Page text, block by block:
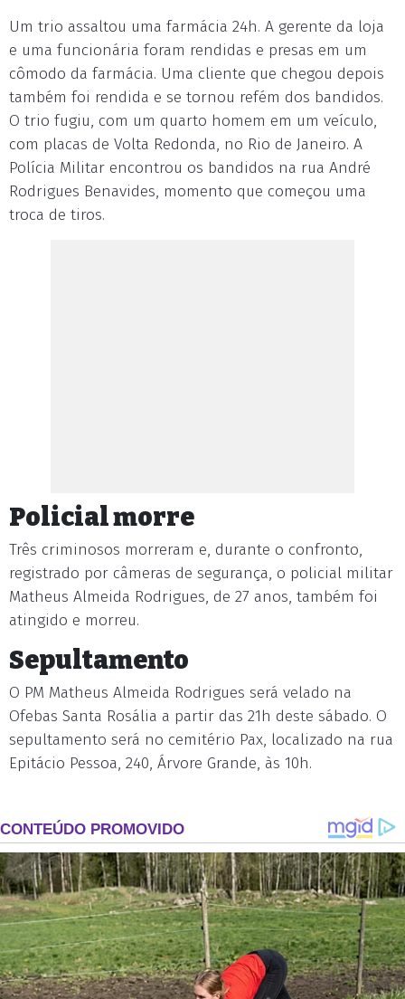
Um trio assaltou uma farmácia 24h. A gerente da loja
e uma funcionária foram rendidas e presas em um
cômodo da farmácia. Uma cliente que chegou depois
também foi rendida e se tornou refém dos bandidos.
O trio fugiu, com um quarto homem em um veículo,
com placas de Volta Redonda, no Rio de Janeiro. A
Polícia Militar encontrou os bandidos na rua André
Rodrigues Benavides, momento que começou uma
troca de tiros.
Policial morre
Três criminosos morreram e, durante o confronto,
registrado por câmeras de segurança, o policial militar
Matheus Almeida Rodrigues, de 27 anos, também foi
atingido e morreu.
Sepultamento
O PM Matheus Almeida Rodrigues será velado na
Ofebas Santa Rosália a partir das 21h deste sábado. O
sepultamento será no cemitério Pax, localizado na rua
Epitácio Pessoa, 240, Árvore Grande, às 10h.